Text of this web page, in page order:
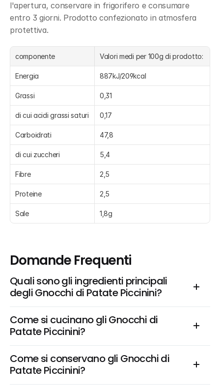
l'apertura, conservare in frigorifero e consumare
entro 3 giorni. Prodotto confezionato in atmosfera
protettiva.
componente Valori medi per 100g di prodotto:
Energia 887kJ/209kcal
Grassi 0,31
di cui acidi grassi saturi 0,17
Carboidrati 47,8
di cui zuccheri 5,4
Fibre 2,5
Proteine 2,5
Sale 1,8g
Domande Frequenti
Quali sono gli ingredienti principali
degli Gnocchi di Patate Piccinini?
Come si cucinano gli Gnocchi di
Patate Piccinini?
Come si conservano gli Gnocchi di
Patate Piccinini?